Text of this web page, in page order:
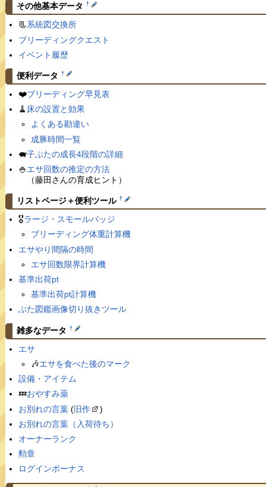
その他基本データ †
📃系統図交換所
ブリーディングクエスト
イベント履歴
便利データ †
❤️ブリーディング早見表
🧹 床の設置と効果
よくある勘違い
成豚時間一覧
🐖子ぶたの成長4段階の詳細
🍚エサ回数の推定の方法
（藤田さんの育成ヒント）
リストページ＋便利ツール †
🎖ラージ・スモールバッジ
ブリーディング体重計算機
エサやり間隔の時間
エサ回数限界計算機
基準出荷pt
基準出荷pt計算機
ぶた図鑑画像切り抜きツール
雑多なデータ †
エサ
🎶エサを食べた後のマーク
設備・アイテム
💤おやすみ薬
お別れの言葉(旧作
)
お別れの言葉（入荷待ち）
オーナーランク
勲章
ログインボーナス